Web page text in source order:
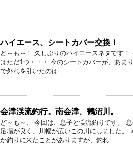
ハイエース、シートカバー交換！
ど～も～！ 久しぶりのハイエースネタです
はただ1つ・・・ 今のシートカバーが、あま
で外れを引いたのは ...
会津渓流釣行。南会津、鶴沼川。
ど～も～。 今回は、息子と渓流釣りです。
足場が良く、川幅が広いこの川にしました。
か釣りに来たことがありますが、釣れ ...